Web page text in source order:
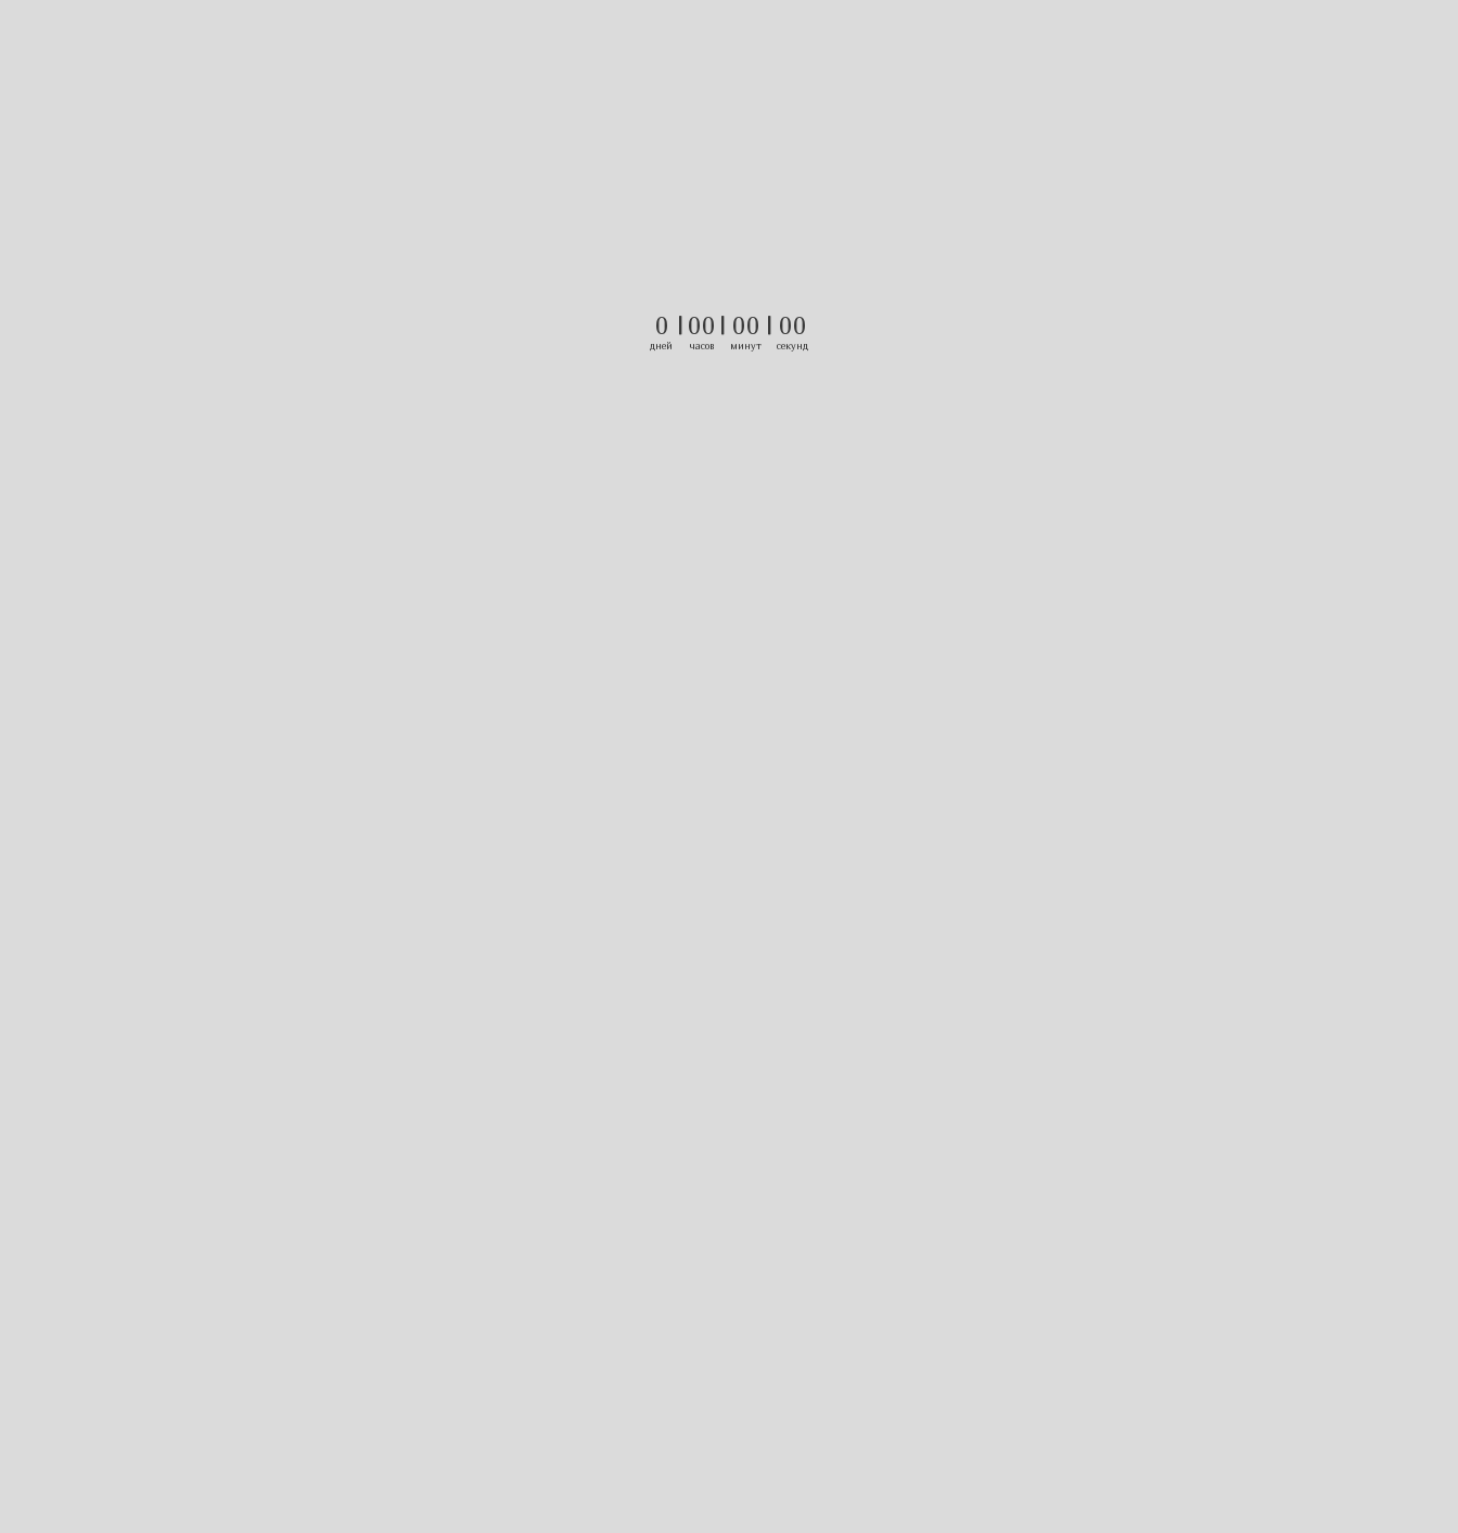
0
дней
| 00
часов
| 00
минут
| 00
секунд